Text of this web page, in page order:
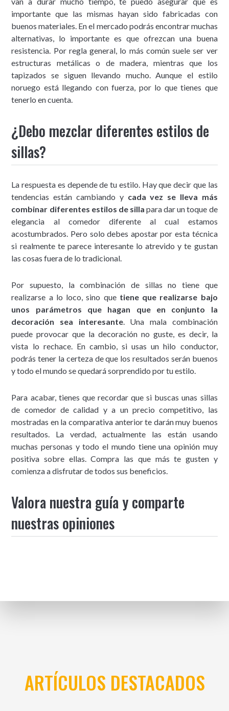
importante que las mismas hayan sido fabricadas con
buenos materiales. En el mercado podrás encontrar muchas
alternativas, lo importante es que ofrezcan una buena
resistencia. Por regla general, lo más común suele ser ver
estructuras metálicas o de madera, mientras que los
tapizados se siguen llevando mucho. Aunque el estilo
noruego está llegando con fuerza, por lo que tienes que
tenerlo en cuenta.
¿Debo mezclar diferentes estilos de
sillas?
La respuesta es depende de tu estilo. Hay que decir que las
tendencias están cambiando y cada vez se lleva más
combinar diferentes estilos de silla para dar un toque de
elegancia al comedor diferente al cual estamos
acostumbrados. Pero solo debes apostar por esta técnica
si realmente te parece interesante lo atrevido y te gustan
las cosas fuera de lo tradicional.
Por supuesto, la combinación de sillas no tiene que
realizarse a lo loco, sino quetiene que realizarse bajo
unos parámetros que hagan que en conjunto la
decoración sea interesante. Una mala combinación
puede provocar que la decoración no guste, es decir, la
vista lo rechace. En cambio, si usas un hilo conductor,
podrás tener la certeza de que los resultados serán buenos
y todo el mundo se quedará sorprendido por tu estilo.
Para acabar, tienes que recordar que si buscas unas sillas
de comedor de calidad y a un precio competitivo, las
mostradas en la comparativa anterior te darán muy buenos
resultados. La verdad, actualmente las están usando
muchas personas y todo el mundo tiene una opinión muy
positiva sobre ellas. Compra las que más te gusten y
comienza a disfrutar de todos sus beneficios.
Valora nuestra guía y comparte
nuestras opiniones
ARTÍCULOS DESTACADOS